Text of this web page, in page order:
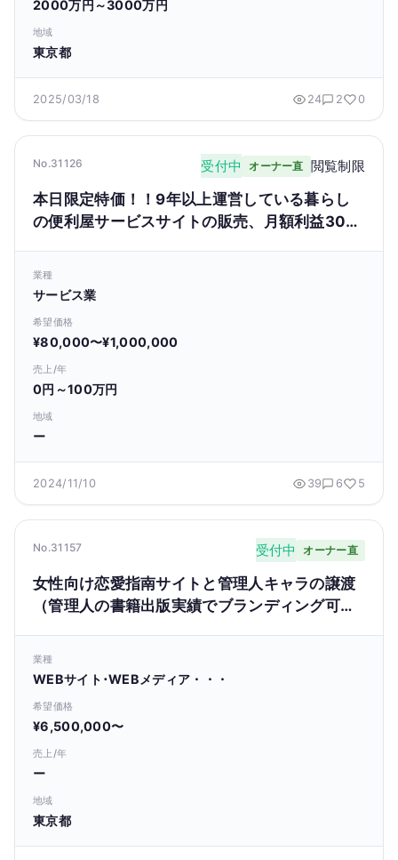
2000万円～3000万円
地域
東京都
2025/03/18 24 2 0
No.31126 受付中 オーナー直 閲覧制限
本日限定特価！！9年以上運営している暮らし
の便利屋サービスサイトの販売、月額利益30万
業種
サービス業
希望価格
¥80,000〜¥1,000,000
売上/年
0円～100万円
地域
ー
2024/11/10 39 6 5
No.31157 受付中 オーナー直
女性向け恋愛指南サイトと管理人キャラの譲渡
（管理人の書籍出版実績でブランディング可
業種
WEBサイト･WEBメディア・・・
希望価格
¥6,500,000〜
売上/年
ー
地域
東京都